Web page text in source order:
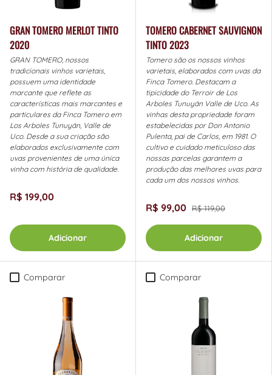
GRAN TOMERO MERLOT TINTO
2020
GRAN TOMERO, nossos
tradicionais vinhos varietais,
possuem uma identidade
marcante que reflete as
características mais marcantes e
particulares da Finca Tomero em
Los Arboles Tunuyán, Valle de
Uco. Desde a sua criação são
elaborados exclusivamente com
uvas provenientes de uma única
vinha com história de qualidade.
R$ 199,00
Adicionar
TOMERO CABERNET SAUVIGNON
TINTO 2023
Tomero são os nossos vinhos
varietais, elaborados com uvas da
Finca Tomero. Destacam a
tipicidade do Terroir de Los
Arboles Tunuyán Valle de Uco. As
vinhas desta propriedade foram
estabelecidas por Don Antonio
Pulenta, pai de Carlos, em 1981. O
cultivo e cuidado meticuloso das
nossas parcelas garantem a
produção das melhores uvas para
cada um dos nossos vinhos.
R$ 99,00 R$ 119,00
Adicionar
Comparar Comparar